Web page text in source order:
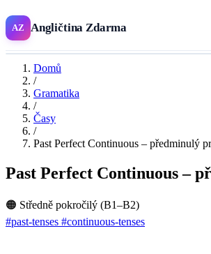
AZ Angličtina Zdarma
Domů
/
Gramatika
/
Časy
/
Past Perfect Continuous – předminulý
Past Perfect Continuous –
🟠 Středně pokročilý (B1–B2)
#past-tenses #continuous-tenses